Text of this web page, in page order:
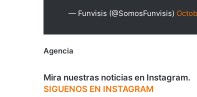
— Funvisis (@SomosFunvisis)
Agencia
Mira nuestras noticias en Instagram.
SIGUENOS EN INSTAGRAM